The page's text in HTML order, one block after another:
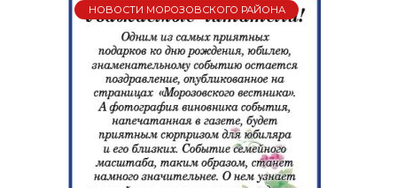
НОВОСТИ МОРОЗОВСКОГО РАЙОНА